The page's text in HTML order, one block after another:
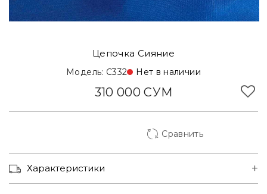
Цепочка Сияние
Модель: C332 Нет в наличии
310 000 СУМ
Сравнить
Ориентир МВД, метро
Нет наличии
Характеристики